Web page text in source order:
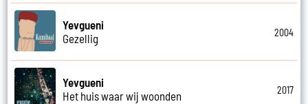
Yevgueni
Gezellig
2004
Yevgueni
Het huis waar wij woonden
2017